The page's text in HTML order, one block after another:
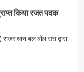
किया रजत पदक
बल बॉल संघ द्वारा